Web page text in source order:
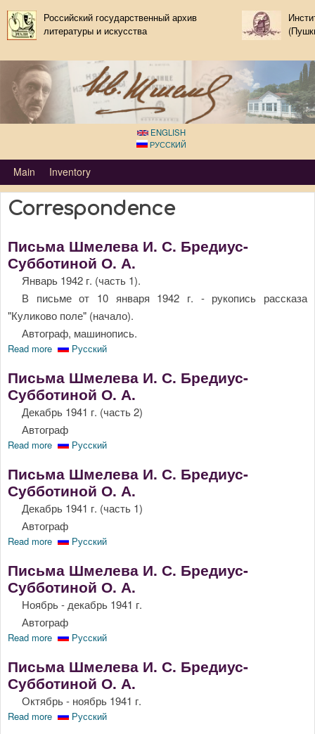
Skip to main content
Российский государственный архив
литературы и искусства
ENGLISH
РУССКИЙ
Primary_tsvetaeva for Ivan Shmelov
Main Inventory
Correspondence
Письма Шмелева И. С. Бредиус-
Субботиной О. А.
Январь 1942 г. (часть 1).
В письме от 10 января 1942 г. - рукопись рассказа
"Куликово поле" (начало).
Автограф, машинопись.
Read more about Письма Шмелева И. С. Бредиус-Субботиной О. А.
Русский
Письма Шмелева И. С. Бредиус-
Субботиной О. А.
Декабрь 1941 г. (часть 2)
Автограф
Read more about Письма Шмелева И. С. Бредиус-Субботиной О. А.
Русский
Письма Шмелева И. С. Бредиус-
Субботиной О. А.
Декабрь 1941 г. (часть 1)
Автограф
Read more about Письма Шмелева И. С. Бредиус-Субботиной О. А.
Русский
Письма Шмелева И. С. Бредиус-
Субботиной О. А.
Ноябрь - декабрь 1941 г.
Автограф
Read more about Письма Шмелева И. С. Бредиус-Субботиной О. А.
Русский
Письма Шмелева И. С. Бредиус-
Субботиной О. А.
Октябрь - ноябрь 1941 г.
Read more about Письма Шмелева И. С. Бредиус-Субботиной О. А.
Русский